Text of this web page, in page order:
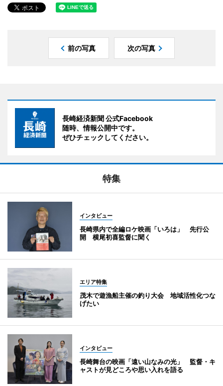
前の写真 次の写真
長崎経済新聞 公式Facebook
随時、情報公開中です。
ぜひチェックしてください。
特集
インタビュー
長崎県内で全編ロケ映画「いろは」 先行公
開 横尾初喜監督に聞く
エリア特集
茂木で遊漁船主催の釣り大会 地域活性化つな
げたい
インタビュー
長崎舞台の映画「遠い山なみの光」 監督・キ
ャストが見どころや思い入れを語る